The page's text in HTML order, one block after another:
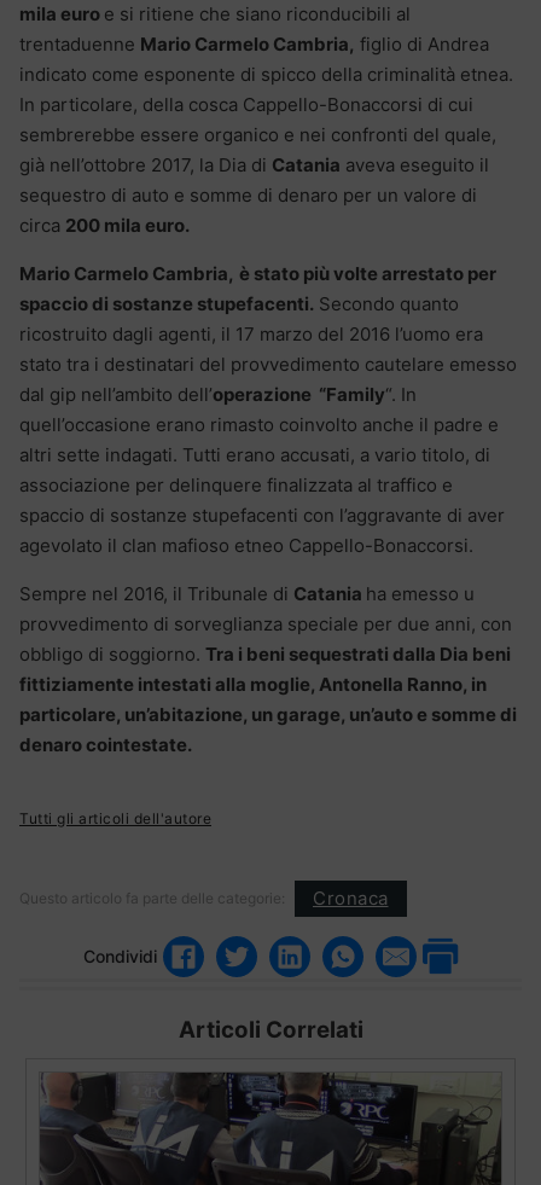
mila euro e si ritiene che siano riconducibili al
trentaduenne Mario Carmelo Cambria, figlio di Andrea
indicato come esponente di spicco della criminalità etnea.
In particolare, della cosca Cappello-Bonaccorsi di cui
sembrerebbe essere organico e nei confronti del quale,
già nell’ottobre 2017, la Dia di Catania aveva eseguito il
sequestro di auto e somme di denaro per un valore di
circa 200 mila euro.
Mario Carmelo Cambria, è stato più volte arrestato per
spaccio di sostanze stupefacenti. Secondo quanto
ricostruito dagli agenti, il 17 marzo del 2016 l’uomo era
stato tra i destinatari del provvedimento cautelare emesso
dal gip nell’ambito dell’operazione “Family“. In
quell’occasione erano rimasto coinvolto anche il padre e
altri sette indagati. Tutti erano accusati, a vario titolo, di
associazione per delinquere finalizzata al traffico e
spaccio di sostanze stupefacenti con l’aggravante di aver
agevolato il clan mafioso etneo Cappello-Bonaccorsi.
Sempre nel 2016, il Tribunale di Catania ha emesso u
provvedimento di sorveglianza speciale per due anni, con
obbligo di soggiorno. Tra i beni sequestrati dalla Dia beni
fittiziamente intestati alla moglie, Antonella Ranno, in
particolare, un’abitazione, un garage, un’auto e somme di
denaro cointestate.
Tutti gli articoli dell'autore
Questo articolo fa parte delle categorie: Cronaca
Condividi
Articoli Correlati